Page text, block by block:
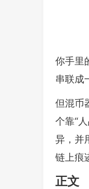
你手里
串联成
但混币
个靠“
异，并
链上痕
正文